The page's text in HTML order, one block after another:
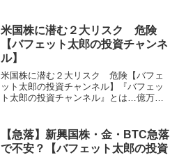
りやすく解説する、投資・経済専門番組
です。バフェット太郎氏は...
米国株に潜む２大リスク 危険
【バフェット太郎の投資チャンネ
ル】
米国株に潜む２大リスク 危険【バフェ
ット太郎の投資チャンネル】『バフェッ
ト太郎の投資チャンネル』とは…億万投
る、投資・経済専門番組です。バフェッ
ト太郎氏は『バカでも稼げる...
【急落】新興国株・金・BTC急落
で不安？【バフェット太郎の投資